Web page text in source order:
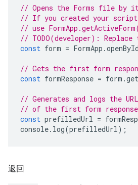
// Opens the Forms file by
// If you created your script
// use
// TODO(developer): Replace
const form = FormApp .openById
// Gets the first form
const formResponse = form .
// Generates and logs the
// of the first form
const prefilledUrl =
console. log(prefilledUrl);
返回